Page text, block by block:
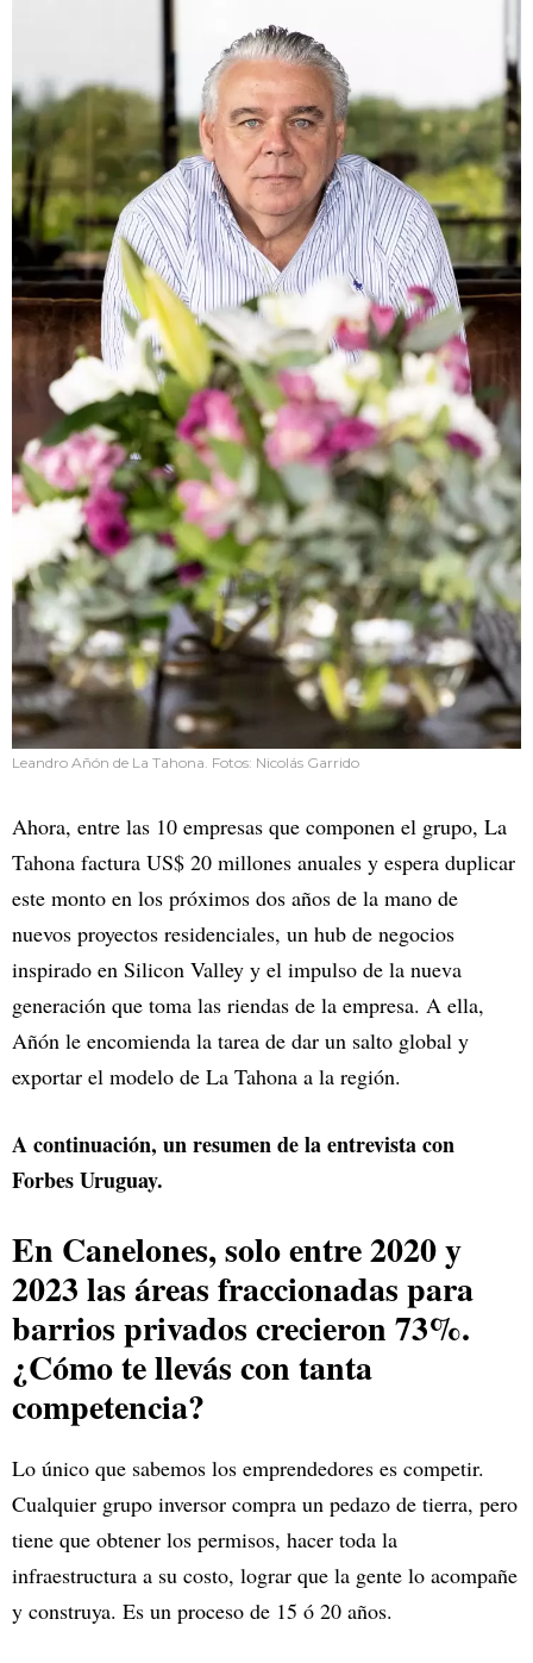
Leandro Añón de La Tahona. Fotos: Nicolás Garrido
Ahora, entre las 10 empresas que componen el grupo, La
Tahona factura US$ 20 millones anuales y espera duplicar
este monto en los próximos dos años de la mano de
nuevos proyectos residenciales, un hub de negocios
inspirado en Silicon Valley y el impulso de la nueva
generación que toma las riendas de la empresa. A ella,
Añón le encomienda la tarea de dar un salto global y
exportar el modelo de La Tahona a la región.
A continuación, un resumen de la entrevista con
Forbes Uruguay.
En Canelones, solo entre 2020 y
2023 las áreas fraccionadas para
barrios privados crecieron 73%.
¿Cómo te llevás con tanta
competencia?
Lo único que sabemos los emprendedores es competir.
Cualquier grupo inversor compra un pedazo de tierra, pero
tiene que obtener los permisos, hacer toda la
infraestructura a su costo, lograr que la gente lo acompañe
y construya. Es un proceso de 15 ó 20 años.